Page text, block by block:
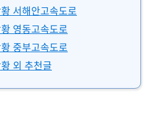
서해안고속도로
영동고속도로
중부고속도로
외 추천글